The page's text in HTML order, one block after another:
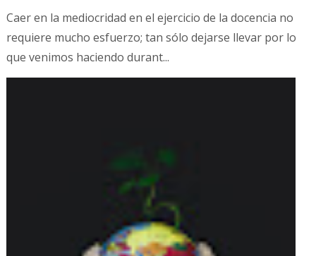
Caer en la mediocridad en el ejercicio de la docencia no
requiere mucho esfuerzo; tan sólo dejarse llevar por lo
que venimos haciendo durant...